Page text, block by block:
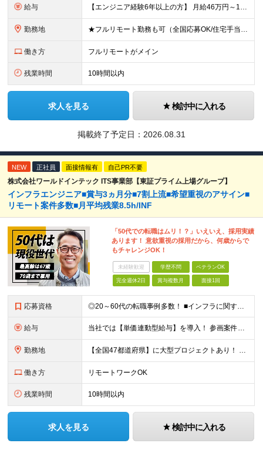
給与 【エンジニア経験6年以上の方】 月給46万円～100万円（固定残業代含む） ※上記月給には月30時間分の固定残業代（月8万7,400円～月19万円）を含む。超過分は全額支給。 【エンジニア経験4年以
勤務地 ★フルリモート勤務も可（全国応募OK/住宅手当を支給します） ※案件によって常駐が必要になる場合があります。 ※希望がない限り、転勤はありません ※U・Iターン歓迎 ★ルトラの社員は全国各地で活躍中
働き方 フルリモートがメイン
残業時間 10時間以内
求人を見る 検討中に入れる
掲載終了予定日： 2026.08.31
NEW 正社員 面接情報有 自己PR不要
株式会社ワールドインテック ITS事業部【東証プライム上場グループ】
インフラエンジニア■賞与3ヵ月分■7割上流■希望重視のアサイン■
リモート案件多数■月平均残業8.5h/INF
「50代での転職はムリ！？」いえいえ、採用実績
あります！ 意欲重視の採用だから、何歳からで
もチャレンジOK！
未経験歓迎 学歴不問 ベテランOK
完全週休2日 賞与複数月 面接1回
応募資格 ◎20～60代の転職事例多数！ ■インフラに関する何らかのご経験 ■学歴不問/転職回数は一切不問！
給与 当社では【単価連動型給与】を導入！ 参画案件の契約単価に連動して給与が決定。 還元率は単価の【70％～80％】と東証プライム上場グループとして高水準です！（社会保険料・教育コスト含む） ■関東：月給
勤務地 【全国47都道府県】に大型プロジェクトあり！ 主要勤務地： 北海道/宮城県/栃木県/埼玉県/千葉県/東京都/神奈川県/愛知県/大阪府/京都府/兵庫県/広島県/福岡県/熊本県 ※勤務エリアは、あなたの
働き方 リモートワークOK
残業時間 10時間以内
求人を見る 検討中に入れる